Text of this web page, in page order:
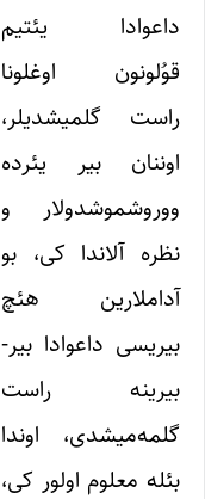
داعوادا یئتیم
قوُلونون اوغلونا
راست گلمیشدیلر،
اوننان بیر یئرده
ووروشموشدولار و
نظره آلاندا کی، بو
آداملارین هئچ
بیریسی داعوادا بیر-
بیرینه راست
گلمه‌میشدی، اوندا
بئله معلوم اولور کی،